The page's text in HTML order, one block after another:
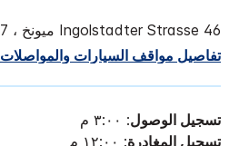
Ingolstadter Strasse 46 ميونخ ، 80807 ألمانيا
تفاصيل مواقف السيارات والمواصلات
تسجيل الوصول: ٣:٠٠ م
تسجيل المغادرة: ١٢:٠٠ م